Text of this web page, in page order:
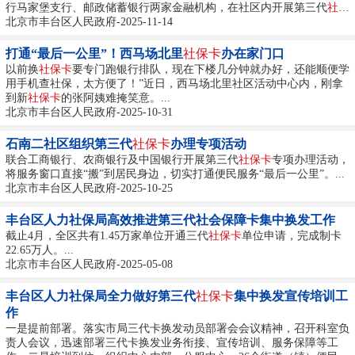
行马家堡支行、邮政储蓄银行两家金融机构，在社区内开展第三代社保
卡集中宣传、办理活动，并同步推出便民理发服务，将“家门口的便民
北京市丰台区人民政府-2025-11-14
打通“最后一公里”！西马场北里社保卡办在家门口
以前换社保卡要专门跑银行排队，现在下楼几分钟就办好，还能顺便学
用手机查社保，太方便了！”近日，西马场北里社区活动中心内，刚拿
到新社保卡的张阿姨难掩笑意。...
北京市丰台区人民政府-2025-10-31
石南二社区组织第三代社保卡办理专项活动
联合工商银行、农商银行及中国银行开展第三代社保卡专项办理活动，
将服务窗口直接“搬”到居民身边，切实打通便民服务“最后一公里”。...
北京市丰台区人民政府-2025-10-25
丰台区人力社保局高效推进第三代社会保障卡集中换发工作
截止4月，全区共有1.45万家单位开通三代社保卡单位申请，完成制卡
22.65万人。...
北京市丰台区人民政府-2025-05-08
丰台区人力社保局全力做好第三代社保卡集中换发宣传培训工
作
一是提前部署。落实市局三代卡换发动员部署会会议精神，召开科室负
责人会议，迅速部署三代卡换发业务衔接、宣传培训、服务保障等工